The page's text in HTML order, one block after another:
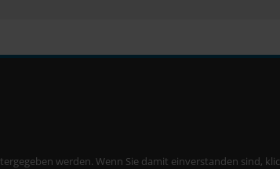
werden. Wenn Sie damit einverstanden sind,